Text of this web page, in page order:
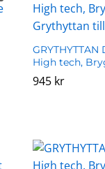
GRYTHYTTAN
High tech,
945 kr
945 kr